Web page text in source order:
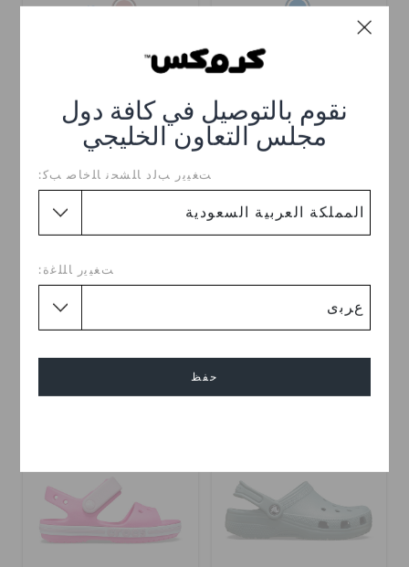
نقوم بالتوصيل في كافة دول
مجلس التعاون الخليجي
ﺖﻐﻴﻳﺭ ﺐﻟﺩ ﺎﻠﺸﺤﻧ ﺎﻠﺧﺎﺻ ﺐﻛ:
ﺖﻐﻴﻳﺭ ﺎﻠﻠﻏﺓ:
حفظ
تخفيضات
كلوغ كلاسيك للأطفال الصغار
+55